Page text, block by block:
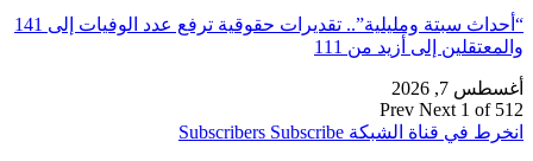
“أحداث سبتة ومليلية”.. تقديرات حقوقية ترفع عدد الوفيات إلى 141
والمعتقلين إلى أزيد من 111
أغسطس 7, 2026
Prev Next 1 of 512
انخرط في قناة الشبكة
Subscribers Subscribe